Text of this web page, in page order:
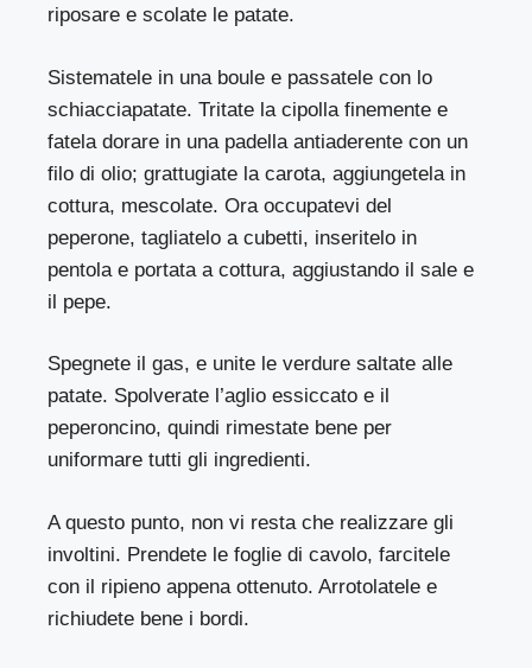
riposare e scolate le patate.
Sistematele in una boule e passatele con lo
schiacciapatate. Tritate la cipolla finemente e
fatela dorare in una padella antiaderente con un
filo di olio; grattugiate la carota, aggiungetela in
cottura, mescolate. Ora occupatevi del
peperone, tagliatelo a cubetti, inseritelo in
pentola e portata a cottura, aggiustando il sale e
il pepe.
Spegnete il gas, e unite le verdure saltate alle
patate. Spolverate l’aglio essiccato e il
peperoncino, quindi rimestate bene per
uniformare tutti gli ingredienti.
A questo punto, non vi resta che realizzare gli
involtini. Prendete le foglie di cavolo, farcitele
con il ripieno appena ottenuto. Arrotolatele e
richiudete bene i bordi.